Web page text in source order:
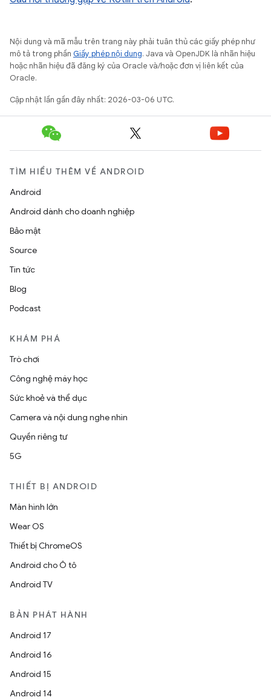
Nội dung và mã mẫu trên trang này phải tuân thủ các giấy phép như
mô tả trong phần Giấy phép nội dung. Java và OpenJDK là nhãn hiệu
hoặc nhãn hiệu đã đăng ký của Oracle và/hoặc đơn vị liên kết của
Oracle.
Cập nhật lần gần đây nhất: 2026-03-06 UTC.
TÌM HIỂU THÊM VỀ ANDROID
Android
Android dành cho doanh nghiệp
Bảo mật
Source
Tin tức
Blog
Podcast
KHÁM PHÁ
Trò chơi
Công nghệ máy học
Sức khoẻ và thể dục
Camera và nội dung nghe nhìn
Quyền riêng tư
5G
THIẾT BỊ ANDROID
Màn hình lớn
Wear OS
Thiết bị ChromeOS
Android cho Ô tô
Android TV
BẢN PHÁT HÀNH
Android 17
Android 16
Android 15
Android 14